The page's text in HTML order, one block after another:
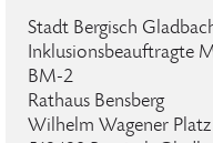
Stadt Bergisch
Inklusionsbeauftragte
BM-2
Rathaus Bensberg
Wilhelm Wagener Platz